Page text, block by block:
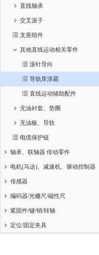
直线轴承
交叉滚子
支座组件
其他直线运动相关零件
滚针导向
导轨库浪霸
直线运动辅助配件
无油衬套、垫圈
无油板、导轨
电缆保护链
轴承、联轴器 传动零件
电机(马达)、减速机、驱动控制器
传感器
编码器/光栅尺/磁性尺
紧固件/键/销/转轴
定位/固定夹具